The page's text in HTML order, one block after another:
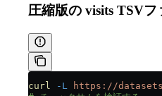
圧縮版の visits TSV
curl -L https://